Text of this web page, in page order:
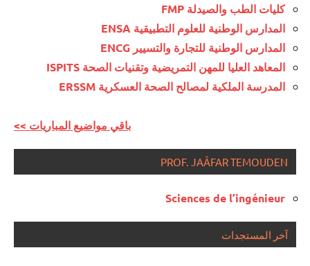
كليات الطب والصيدلة FMP
المدارس الوطنية للعلوم التطبيقية ENSA
المدارس الوطنية للتجارة والتسيير ENCG
المعاهد العليا للمهن التمريضية وتقنيات الصحة ISPITS
المدرسة الملكية لمصالح الصحة العسكرية ERSSM
<< باقي مواضيع المباريات
PROF. JAÂFAR TEMOUDEN
Sciences de l’ingénieur
آخر المستجدات